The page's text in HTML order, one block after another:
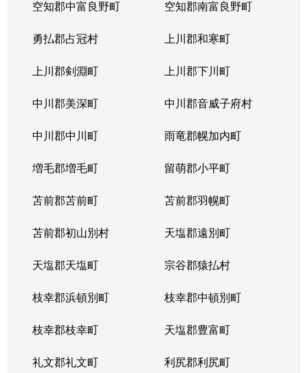
空知郡中富良野町 空知郡南富良野町
勇払郡占冠村 上川郡和寒町
上川郡剣淵町 上川郡下川町
中川郡美深町 中川郡音威子府村
中川郡中川町 雨竜郡幌加内町
増毛郡増毛町 留萌郡小平町
苫前郡苫前町 苫前郡羽幌町
苫前郡初山別村 天塩郡遠別町
天塩郡天塩町 宗谷郡猿払村
枝幸郡浜頓別町 枝幸郡中頓別町
枝幸郡枝幸町 天塩郡豊富町
礼文郡礼文町 利尻郡利尻町